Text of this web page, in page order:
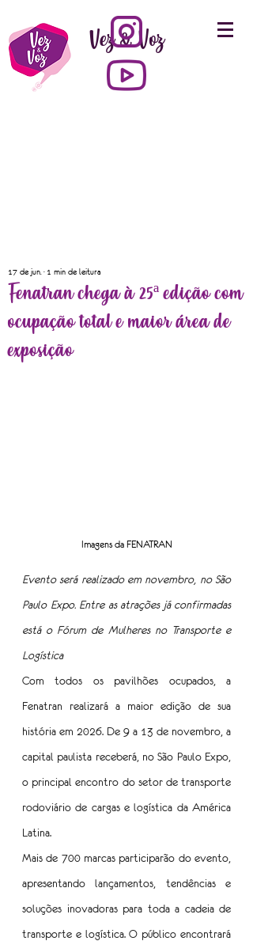
Vez & Voz
Fenatran chega à 25ª edição com
ocupação total e maior área de
exposição
17 de jun. 1 min de leitura
Imagens da FENATRAN
Evento será realizado em novembro, no São
Paulo Expo. Entre as atrações já confirmadas
está o Fórum de Mulheres no Transporte e
Logística
Com todos os pavilhões ocupados, a
Fenatran realizará a maior edição de sua
história em 2026. De 9 a 13 de novembro, a
capital paulista receberá, no São Paulo Expo,
o principal encontro do setor de transporte
rodoviário de cargas e logística da América
Latina.
Mais de 700 marcas participarão do evento,
apresentando lançamentos, tendências e
soluções inovadoras para toda a cadeia de
transporte e logística. O público encontrará